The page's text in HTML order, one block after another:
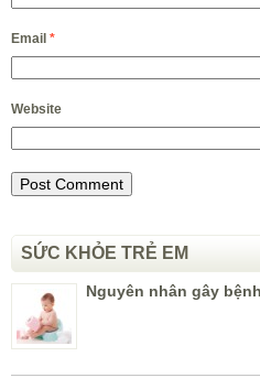
Email *
Website
SỨC KHỎE TRẺ EM
Nguyên nhân gây